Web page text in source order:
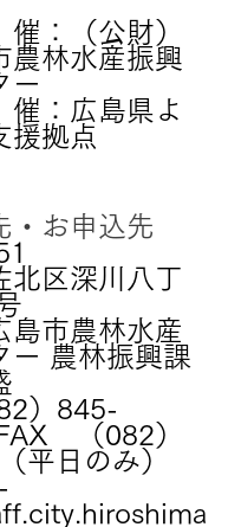
催：（公財）
農林水産振興
ー
催：広島県よ
援拠点
・お申込先
北区深川八丁
島市農林水産
ー 農林振興課
）845-
　（082）
平日のみ）